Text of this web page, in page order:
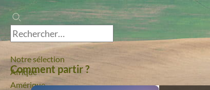
Notre sélection
Afrique
Amérique
Comment partir ?